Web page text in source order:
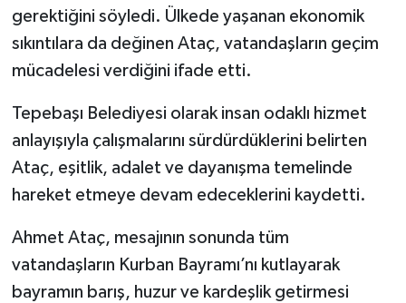
gerektiğini söyledi. Ülkede yaşanan ekonomik
sıkıntılara da değinen Ataç, vatandaşların geçim
mücadelesi verdiğini ifade etti.
Tepebaşı Belediyesi olarak insan odaklı hizmet
anlayışıyla çalışmalarını sürdürdüklerini belirten
Ataç, eşitlik, adalet ve dayanışma temelinde
hareket etmeye devam edeceklerini kaydetti.
Ahmet Ataç, mesajının sonunda tüm
vatandaşların Kurban Bayramı’nı kutlayarak
bayramın barış, huzur ve kardeşlik getirmesi